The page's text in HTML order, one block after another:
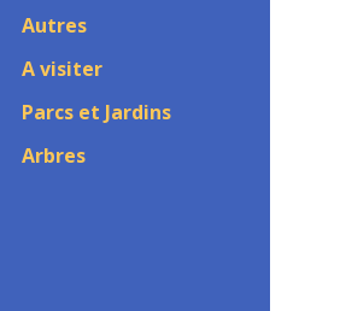
Autres
A visiter
Parcs et Jardins
Arbres